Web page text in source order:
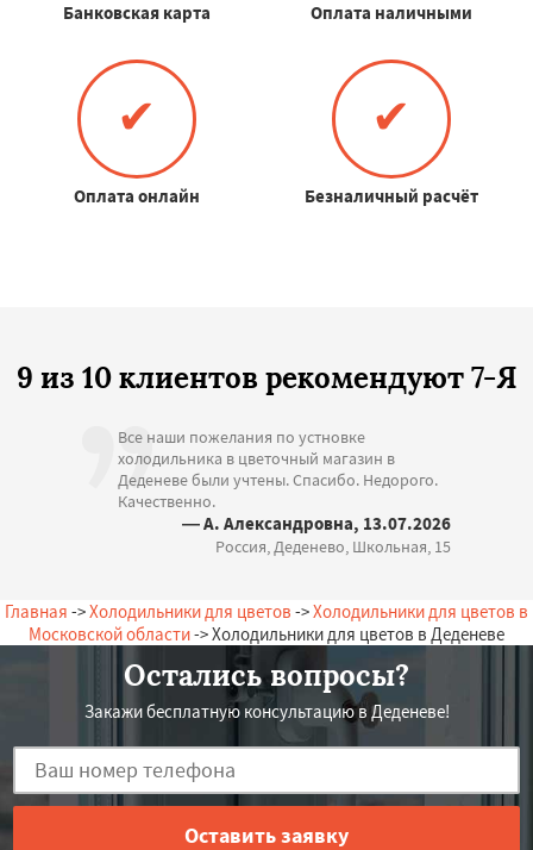
Банковская карта Оплата наличными
✔
Оплата онлайн
✔
Безналичный расчёт
9 из 10 клиентов рекомендуют 7-Я
Все наши пожелания по устновке
холодильника в цветочный магазин в
Деденеве были учтены. Спасибо. Недорого.
Качественно.
— А. Александровна, 13.07.2026
Россия, Деденево, Школьная, 15
Главная ->Холодильники для цветов ->Холодильники для цветов в
Московской области-> Холодильники для цветов в Деденеве
Остались вопросы?
Закажи бесплатную консультацию в Деденеве!